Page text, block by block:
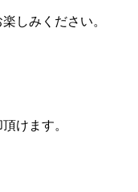
しみください。
けます。